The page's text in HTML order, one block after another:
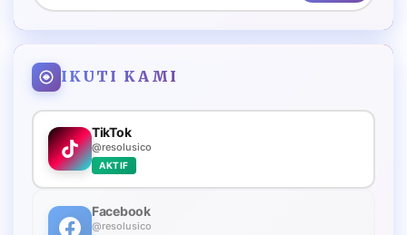
IKUTI KAMI
TikTok
@resolusico
AKTIF
Facebook
@resolusico